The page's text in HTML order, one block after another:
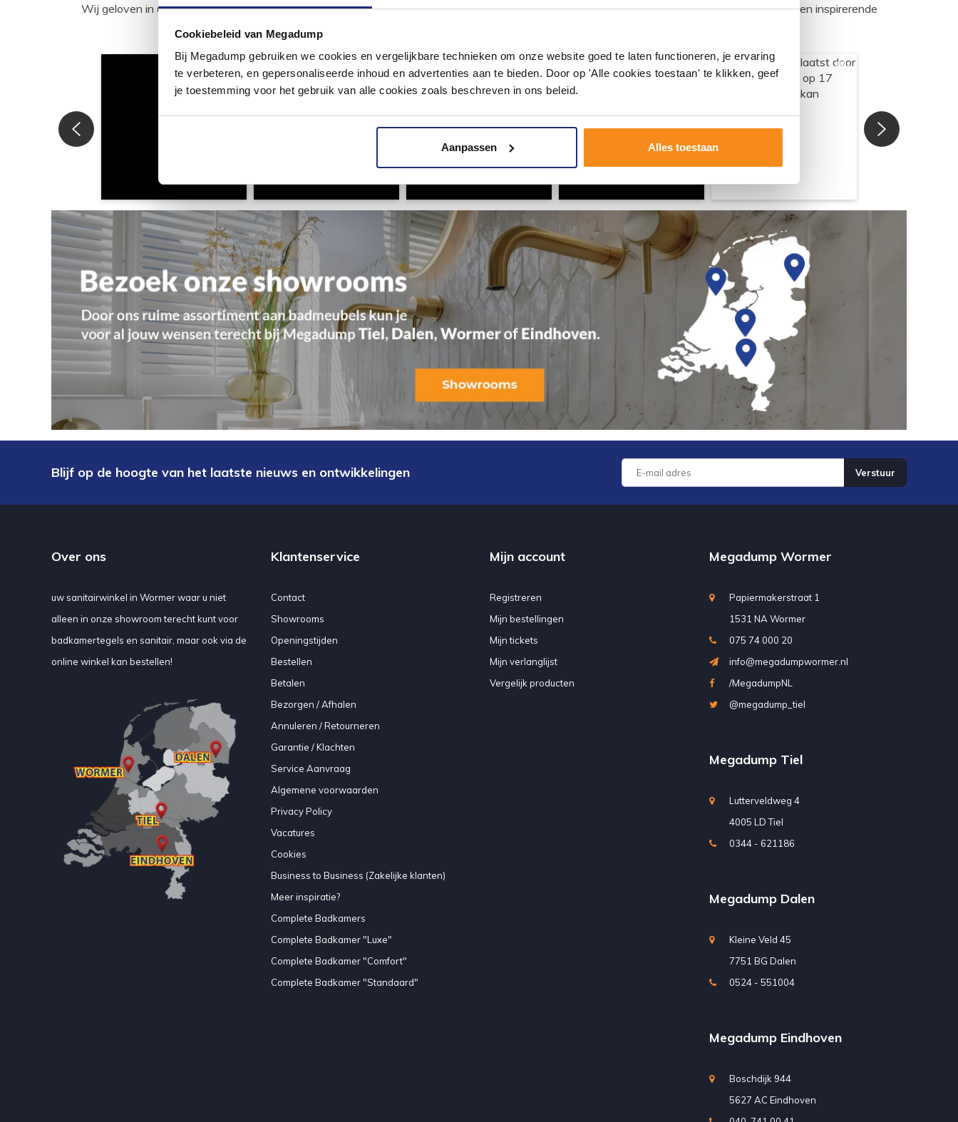
Cookiebeleid van Megadump
Bij Megadump gebruiken we cookies en vergelijkbare technieken om onze website goed te laten functioneren, je ervaring
te verbeteren, en gepersonaliseerde inhoud en advertenties aan te bieden. Door op 'Alle cookies toestaan' te klikken, geef
je toestemming voor het gebruik van alle cookies zoals beschreven in ons beleid.
Aanpassen Alles toestaan
Wij geloven in de kracht van delen. Deel jouw badkamer op Instagram met #mijndroombadkamer en tag @megadumpnl. Samen bouwen we een inspirerende
Blijf op de hoogte van het laatste nieuws en ontwikkelingen Verstuur
Over ons
uw sanitairwinkel in Wormer waar u niet
alleen in onze showroom terecht kunt voor
badkamertegels en sanitair, maar ook via de
online winkel kan bestellen!
Klantenservice
Contact
Showrooms
Openingstijden
Bestellen
Betalen
Bezorgen / Afhalen
Annuleren / Retourneren
Garantie / Klachten
Service Aanvraag
Algemene voorwaarden
Privacy Policy
Vacatures
Cookies
Business to Business (Zakelijke klanten)
Meer inspiratie?
Complete Badkamers
Complete Badkamer "Luxe"
Complete Badkamer "Comfort"
Complete Badkamer "Standaard"
Mijn account
Registreren
Mijn bestellingen
Mijn tickets
Mijn verlanglijst
Vergelijk producten
Megadump Wormer
Papiermakerstraat 1
1531 NA Wormer
075 74 000 20
info@megadumpwormer.nl
/MegadumpNL
@megadump_tiel
Megadump Tiel
Lutterveldweg 4
4005 LD Tiel
0344 - 621186
Megadump Dalen
Kleine Veld 45
7751 BG Dalen
0524 - 551004
Megadump Eindhoven
Boschdijk 944
5627 AC Eindhoven